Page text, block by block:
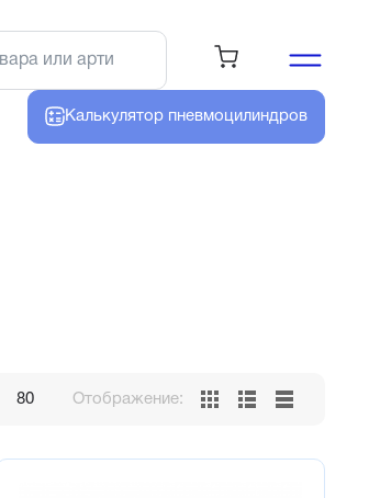
Калькулятор пневмоцилиндров
80 Отображение: